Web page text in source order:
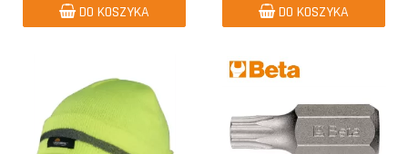
DO KOSZYKA DO KOSZYKA